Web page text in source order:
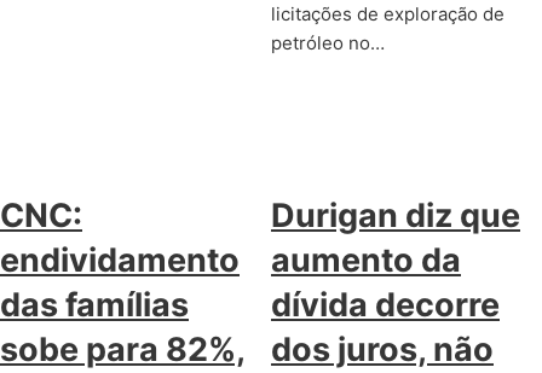
licitações de exploração de
petróleo no…
CNC:
endividamento
das famílias
sobe para 82%,
Durigan diz que
aumento da
dívida decorre
dos juros, não